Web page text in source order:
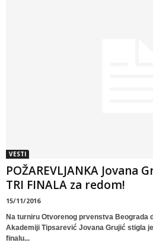
VESTI
POŽAREVLJANKA Jovana
TRI FINALA za redom!
15/11/2016
Na turniru Otvorenog prvenstva Beograda
Akademiji Tipsarević Jovana Grujić stigla
finalu...